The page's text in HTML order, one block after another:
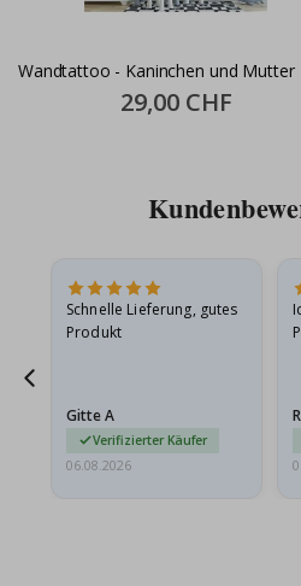
Wandtattoo - Kaninchen und Mutter
Special
Price
29,00 CHF
Schnelle Lieferung, gutes
Produkt
Gitte A
Verifizierter Käufer
06.08.2026